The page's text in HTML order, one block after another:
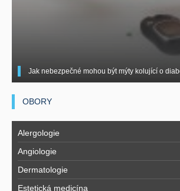
Jak nebezpečné mohou být mýty kolující o
OBORY
Alergologie
Angiologie
Dermatologie
Estetická medicína